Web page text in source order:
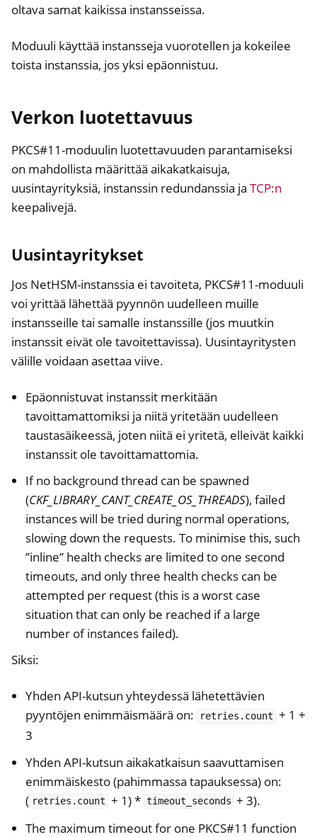
oltava samat kaikissa instansseissa.
Moduuli käyttää instansseja vuorotellen ja kokeilee
toista instanssia, jos yksi epäonnistuu.
Verkon luotettavuus
PKCS#11-moduulin luotettavuuden parantamiseksi
on mahdollista määrittää aikakatkaisuja,
uusintayrityksiä, instanssin redundanssia ja TCP:n
keepalivejä.
Uusintayritykset
Jos NetHSM-instanssia ei tavoiteta, PKCS#11-moduuli
voi yrittää lähettää pyynnön uudelleen muille
instansseille tai samalle instanssille (jos muutkin
instanssit eivät ole tavoitettavissa). Uusintayritysten
välille voidaan asettaa viive.
Epäonnistuvat instanssit merkitään
tavoittamattomiksi ja niitä yritetään uudelleen
taustasäikeessä, joten niitä ei yritetä, elleivät kaikki
instanssit ole tavoittamattomia.
If no background thread can be spawned
(CKF_LIBRARY_CANT_CREATE_OS_THREADS), failed
instances will be tried during normal operations,
slowing down the requests. To minimise this, such
”inline” health checks are limited to one second
timeouts, and only three health checks can be
attempted per request (this is a worst case
situation that can only be reached if a large
number of instances failed).
Siksi:
Yhden API-kutsun yhteydessä lähetettävien
pyyntöjen enimmäismäärä on:
retries.count + 1 +
3
Yhden API-kutsun aikakatkaisun saavuttamisen
enimmäiskesto (pahimmassa tapauksessa) on:
( retries.count + 1) * timeout_seconds + 3).
The maximum timeout for one PKCS#11 function